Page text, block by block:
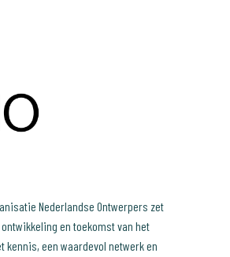
Nederlandse Ontwerpers zet
en toekomst van het
kennis, een waardevol netwerk en